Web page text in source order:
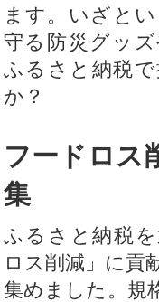
ます。いざと
守る防災グッ
ふるさと納税
か？
フードロス
集
ふるさと納税
ロス削減」に貢
集めました。規